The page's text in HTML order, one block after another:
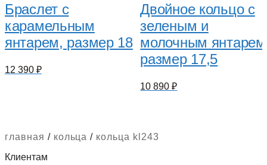
Браслет с
карамельным
янтарем, размер 18
12 390 ₽
Двойное кольцо с
зеленым и
молочным
размер 17,5
10 890₽
главная / кольца / кольца kl243
Клиентам